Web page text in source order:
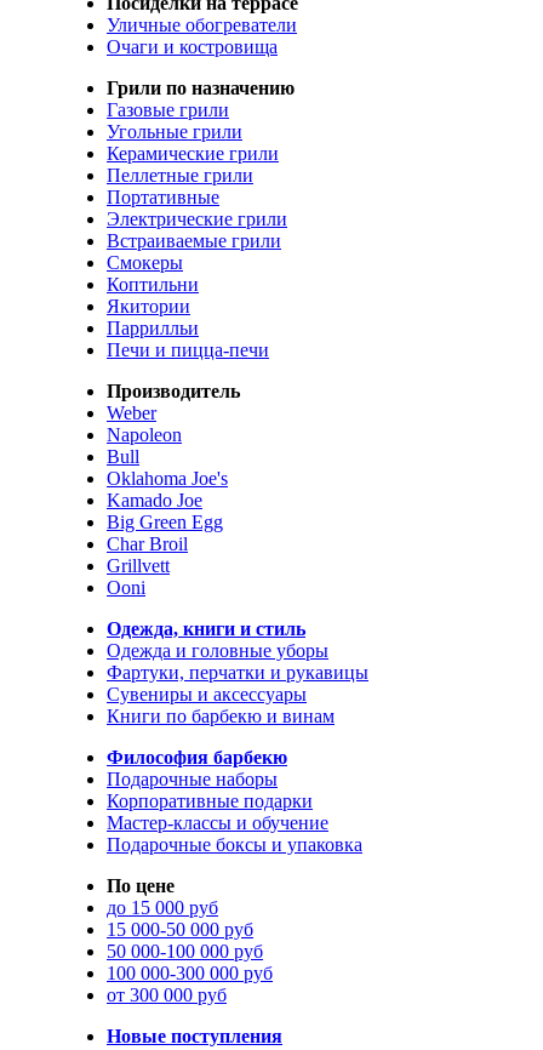
Уличные обогреватели
Очаги и костровища
Грили по назначению
Газовые грили
Угольные грили
Керамические грили
Пеллетные грили
Портативные
Электрические грили
Встраиваемые грили
Смокеры
Коптильни
Якитории
Паррилльи
Печи и пицца-печи
Производитель
Weber
Napoleon
Bull
Oklahoma Joe's
Kamado Joe
Big Green Egg
Char Broil
Grillvett
Ooni
Одежда, книги и стиль
Одежда и головные уборы
Фартуки, перчатки и рукавицы
Сувениры и аксессуары
Книги по барбекю и винам
Философия барбекю
Подарочные наборы
Корпоративные подарки
Мастер-классы и обучение
Подарочные боксы и упаковка
По цене
до 15 000 руб
15 000-50 000 руб
50 000-100 000 руб
100 000-300 000 руб
от 300 000 руб
Новые поступления